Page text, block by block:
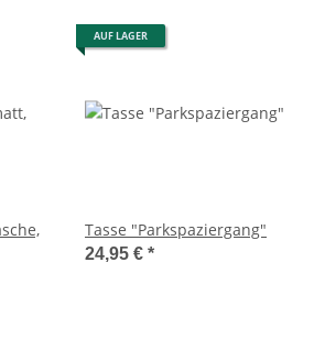
AUF LAGER
Tasse "Parkspaziergang"
24,95 € *